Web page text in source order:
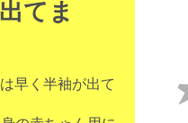
てま
早く半袖が出て